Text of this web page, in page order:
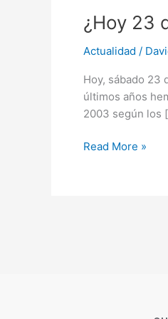
¿Hoy 23
Actualidad /
Hoy, sábado 23
últimos años
2003 según los
¿Hoy
23
de
es
el
fin
mundo?
Read More »